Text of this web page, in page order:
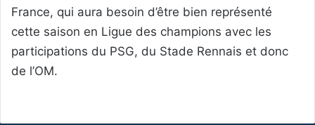
France, qui aura besoin d’être bien représenté
cette saison en Ligue des champions avec les
participations du PSG, du Stade Rennais et donc
de l’OM.